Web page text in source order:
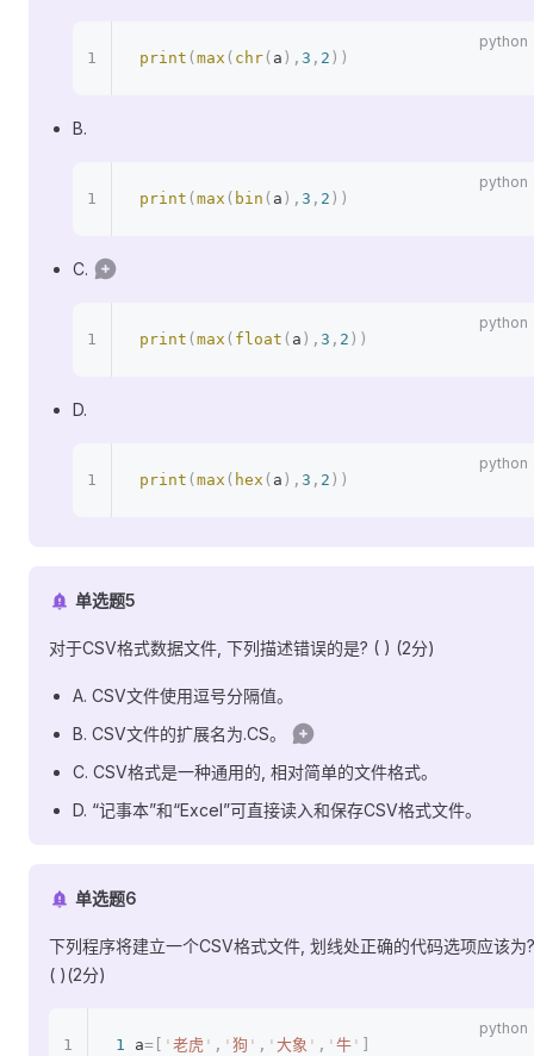
print ( max ( chr( a ), 3 , 2 ))
B.
print ( max ( bin ( a ), 3 , 2 ))
C.
print ( max ( float ( a ), 3 , 2 ))
D.
print ( max ( hex ( a ), 3 , 2 ))
单选题5
对于CSV格式数据文件, 下列描述错误的是? ( ) (2分)
A. CSV文件使用逗号分隔值。
B. CSV文件的扩展名为.CS。
C. CSV格式是一种通用的, 相对简单的文件格式。
D. “记事本”和“Excel”可直接读入和保存CSV格式文件。
单选题6
下列程序将建立一个CSV格式文件, 划线处正确的代码选项应该为?
( )(2分)
1 a=[ ' 老虎 ' , ' 狗 ' , ' 大象 ' , ' 牛 '